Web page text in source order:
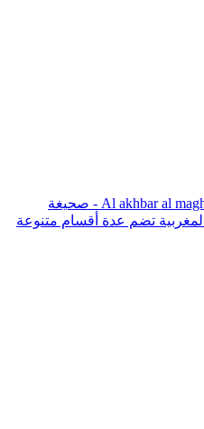
Al akhbar al maghribiya - صحيغة
تضم عدة أقسام متنوعة